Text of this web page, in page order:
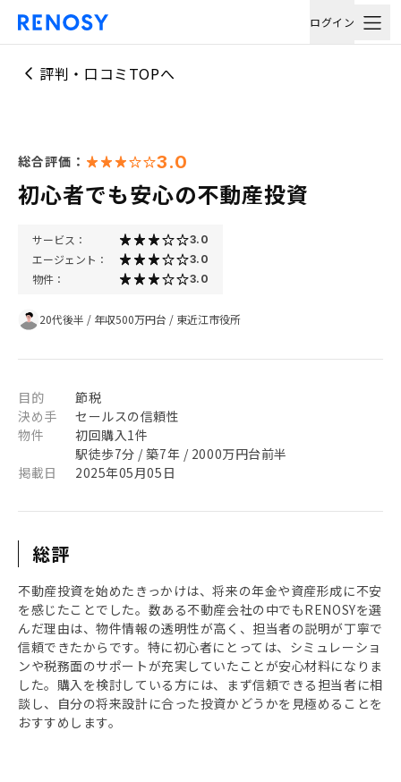
ログイン
評判・口コミTOPへ
総合評価： 3.0
初心者でも安心の不動産投資
サービス： 3.0
エージェント： 3.0
物件： 3.0
20代後半 / 年収500万円台 / 東近江市役所
目的
節税
決め手
セールスの信頼性
物件
初回購入1件
駅徒歩7分 / 築7年 / 2000万円台前半
掲載日
2025年05月05日
総評
不動産投資を始めたきっかけは、将来の年金や資産形成に不安
を感じたことでした。数ある不動産会社の中でもRENOSYを選
んだ理由は、物件情報の透明性が高く、担当者の説明が丁寧で
信頼できたからです。特に初心者にとっては、シミュレーショ
ンや税務面のサポートが充実していたことが安心材料になりま
した。購入を検討している方には、まず信頼できる担当者に相
談し、自分の将来設計に合った投資かどうかを見極めることを
おすすめします。